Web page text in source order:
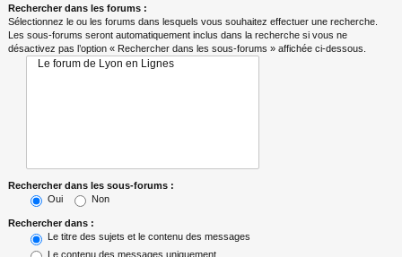
Rechercher dans les forums :
Sélectionnez le ou les forums dans lesquels vous souhaitez effectuer une recherche.
Les sous-forums seront automatiquement inclus dans la recherche si vous ne
désactivez pas l’option « Rechercher dans les sous-forums » affichée ci-dessous.
Rechercher dans les sous-forums :
Oui
Non
Rechercher dans :
Le titre des sujets et le contenu des messages
Le contenu des messages uniquement